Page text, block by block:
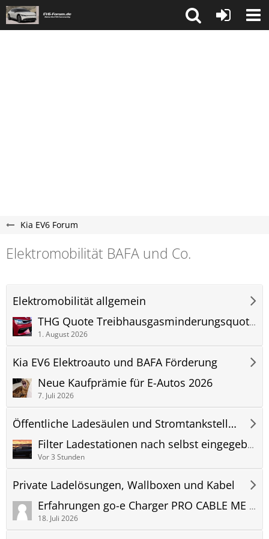
Kia EV6 Forum
Elektromobilität BAFA und Co.
Elektromobilität allgemein
THG Quote Treibhausgasminderungsquote - Elektroauto Kia EV6 2024 - mit E-Auto Geld verdienen
1. August 2026
Kia EV6 Elektroauto und BAFA Förderung
Neue Kaufprämie für E-Autos 2026
7. Juli 2026
Öffentliche Ladesäulen und Stromtankstellen
Filter Ladestationen nach selbst eingegebenen Namen
Vor 3 Stunden
Private Ladelösungen, Wallboxen und Kabel
Erfahrungen go-e Charger PRO CABLE ME 11 kW
18. Juli 2026